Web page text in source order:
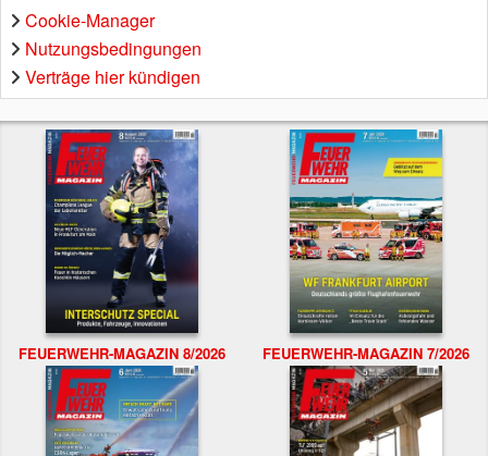
Cookie-Manager
Nutzungsbedingungen
Verträge hier kündigen
FEUERWEHR-MAGAZIN 8/2026 FEUERWEHR-MAGAZIN 7/2026